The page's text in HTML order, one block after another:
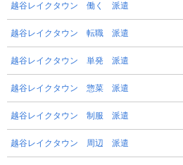
越谷レイクタウン 働く 派遣
越谷レイクタウン 転職 派遣
越谷レイクタウン 単発 派遣
越谷レイクタウン 惣菜 派遣
越谷レイクタウン 制服 派遣
越谷レイクタウン 周辺 派遣